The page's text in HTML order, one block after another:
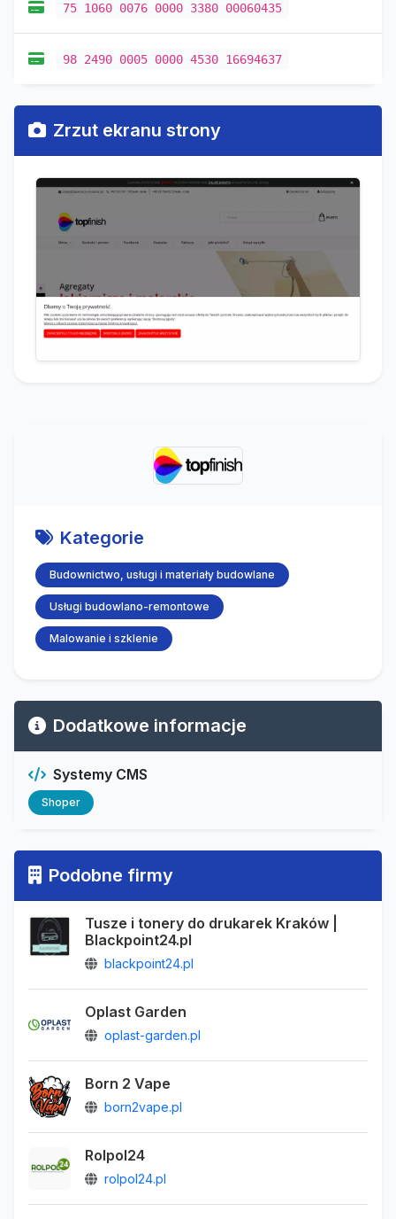
75 1060 0076 0000 3380 00060435
98 2490 0005 0000 4530 16694637
Zrzut ekranu strony
Kategorie
Budownictwo, usługi i materiały budowlane
Usługi budowlano-remontowe
Malowanie i szklenie
Dodatkowe informacje
Systemy CMS
Shoper
Podobne firmy
Tusze i tonery do drukarek Kraków |
Blackpoint24.pl
blackpoint24.pl
Oplast Garden
oplast-garden.pl
Born 2 Vape
born2vape.pl
Rolpol24
rolpol24.pl